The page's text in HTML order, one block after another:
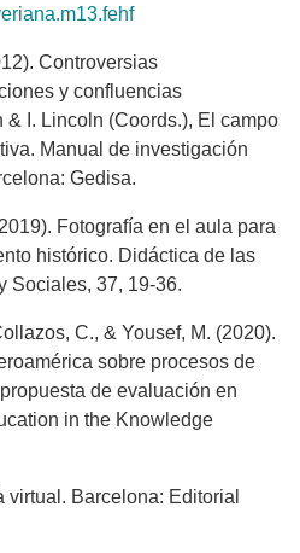
Controversias
y confluencias
I. Lincoln (Coords.), El campo
Manual de investigación
Gedisa.
Fotografía en el aula para
histórico. Didáctica de las
Sociales, 37, 19-36.
C., & Yousef, M. (2020).
sobre procesos de
de evaluación en
in the Knowledge
virtual. Barcelona: Editorial